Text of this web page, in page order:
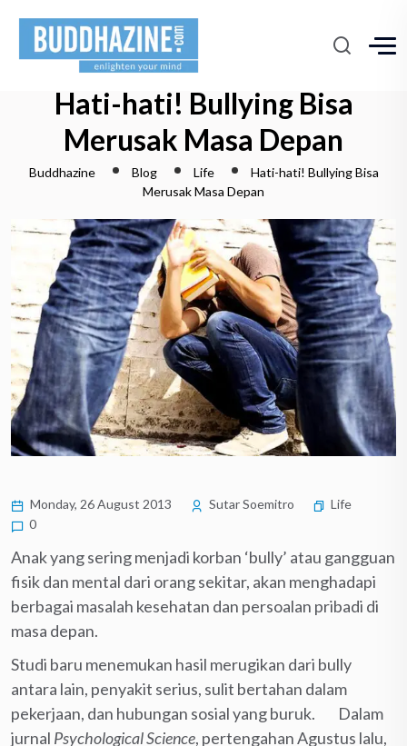
Hati-hati! Bullying Bisa
Merusak Masa Depan
Buddhazine Blog Life
Hati-hati! Bullying Bisa
Merusak Masa Depan
Monday, 26 August 2013 Sutar Soemitro
Life
0
Anak yang sering menjadi korban ‘bully’ atau gangguan
fisik dan mental dari orang sekitar, akan menghadapi
berbagai masalah kesehatan dan persoalan pribadi di
masa depan.
Studi baru menemukan hasil merugikan dari bully
antara lain, penyakit serius, sulit bertahan dalam
pekerjaan, dan hubungan sosial yang buruk. Dalam
jurnal Psychological Science, pertengahan Agustus lalu,